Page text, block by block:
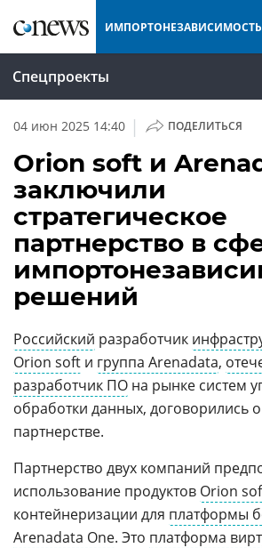
ИМПОРТОНЕЗАВИСИМОСТЬ
Спецпроекты
04 июн 2025 14:40 | ПОДЕЛИТЬСЯ
Orion soft и
заключили
стратегическое
партнерство в
решений
Российский разработчик
Orion soft и группа Arenadata,
разработчик ПО на рынке систем
обработки данных, договорились
партнерстве.
Партнерство двух компаний
использование продуктов Orion
контейнеризации для платформы
Arenadata One. Это платформа